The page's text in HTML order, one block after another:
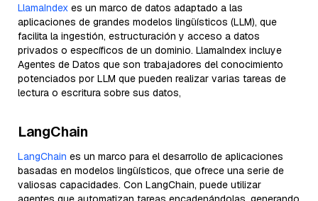
LlamaIndex es un marco de datos adaptado a las
aplicaciones de grandes modelos lingüísticos (LLM), que
facilita la ingestión, estructuración y acceso a datos
privados o específicos de un dominio. LlamaIndex incluye
Agentes de Datos que son trabajadores del conocimiento
potenciados por LLM que pueden realizar varias tareas de
lectura o escritura sobre sus datos,
LangChain
LangChain es un marco para el desarrollo de aplicaciones
basadas en modelos lingüísticos, que ofrece una serie de
valiosas capacidades. Con LangChain, puede utilizar